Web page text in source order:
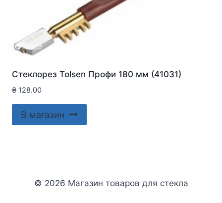
Стеклорез Tolsen Профи 180 мм (41031)
₴ 128.00
В магазин
© 2026 Магазин товаров для стекла